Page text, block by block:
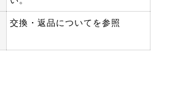
交換・返品についてを参照